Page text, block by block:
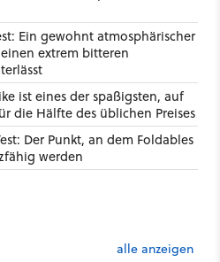
Ein gewohnt atmosphärischer
extrem bitteren
ist eines der spaßigsten, auf
die Hälfte des üblichen Preises
Der Punkt, an dem Foldables
werden
alle anzeigen